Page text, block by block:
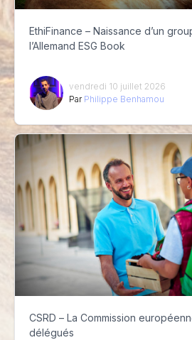
EthiFinance – Naissance d’un
l’Allemand ESG Book
vendredi 10 juillet 2026
Par Philippe Benhamou
CSRD – La Commission
délégués